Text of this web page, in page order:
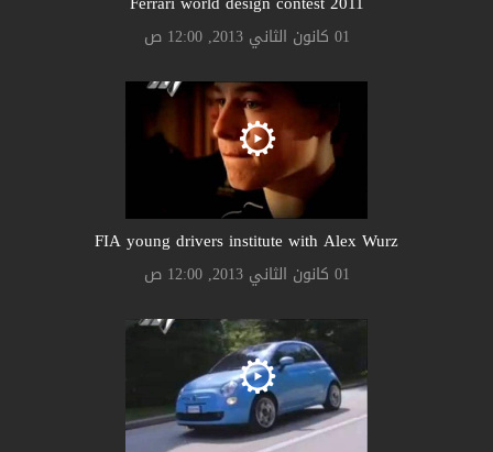
01 كانون الثاني 2013, 12:00 ص
FIA young drivers institute with Alex Wurz
01 كانون الثاني 2013, 12:00 ص